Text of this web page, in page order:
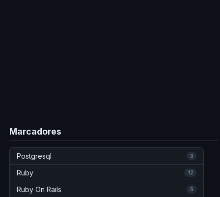
Marcadores
Postgresql 3
Ruby 12
Ruby On Rails 6